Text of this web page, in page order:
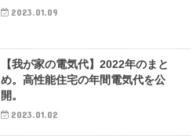
2023.01.09
【我が家の電気代】2022年のまと
め。高性能住宅の年間電気代を公
開。
2023.01.02